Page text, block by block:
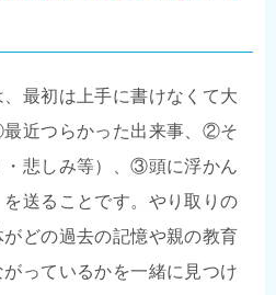
最初は上手に書けなくて大
近つらかった出来事、②そ
・悲しみ等）、③頭に浮かん
送ることです。やり取りの
どの過去の記憶や親の教育
っているかを一緒に見つけ